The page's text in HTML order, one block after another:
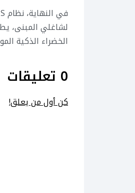
لشاغلي المبنى،
الخضراء الذكية
0 تعليقات
كن أول من يعلق!